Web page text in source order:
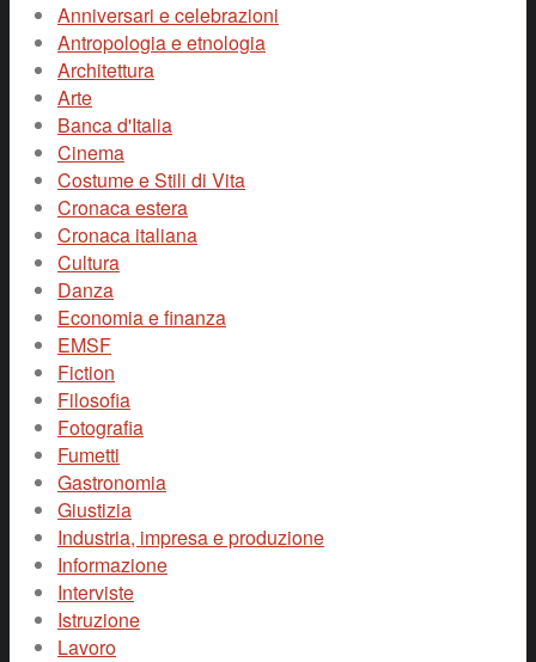
Anniversari e celebrazioni
Antropologia e etnologia
Architettura
Arte
Banca d'Italia
Cinema
Costume e Stili di Vita
Cronaca estera
Cronaca italiana
Cultura
Danza
Economia e finanza
EMSF
Fiction
Filosofia
Fotografia
Fumetti
Gastronomia
Giustizia
Industria, impresa e produzione
Informazione
Interviste
Istruzione
Lavoro